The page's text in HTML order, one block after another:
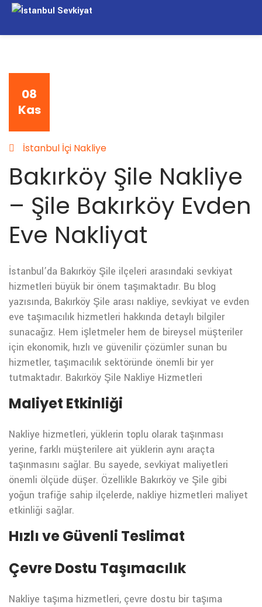
08
Kas
İstanbul İçi Nakliye
Bakırköy Şile Nakliye
– Şile Bakırköy Evden
Eve Nakliyat
İstanbul’da Bakırköy Şile ilçeleri arasındaki sevkiyat
hizmetleri büyük bir önem taşımaktadır. Bu blog
yazısında, Bakırköy Şile arası nakliye, sevkiyat ve evden
eve taşımacılık hizmetleri hakkında detaylı bilgiler
sunacağız. Hem işletmeler hem de bireysel müşteriler
için ekonomik, hızlı ve güvenilir çözümler sunan bu
hizmetler, taşımacılık sektöründe önemli bir yer
tutmaktadır. Bakırköy Şile Nakliye Hizmetleri
Maliyet Etkinliği
Nakliye hizmetleri, yüklerin toplu olarak taşınması
yerine, farklı müşterilere ait yüklerin aynı araçta
taşınmasını sağlar. Bu sayede, sevkiyat maliyetleri
önemli ölçüde düşer. Özellikle Bakırköy ve Şile gibi
yoğun trafiğe sahip ilçelerde, nakliye hizmetleri maliyet
etkinliği sağlar.
Hızlı ve Güvenli Teslimat
Çevre Dostu Taşımacılık
Nakliye taşıma hizmetleri, çevre dostu bir taşıma